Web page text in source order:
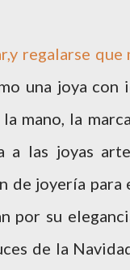
regalarse
una joya con
la mano, la
a las joyas
de joyería para
por su
de la